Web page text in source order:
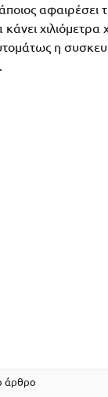
αφαιρέσει
κάνει χιλιόμετρα
η συσκευή